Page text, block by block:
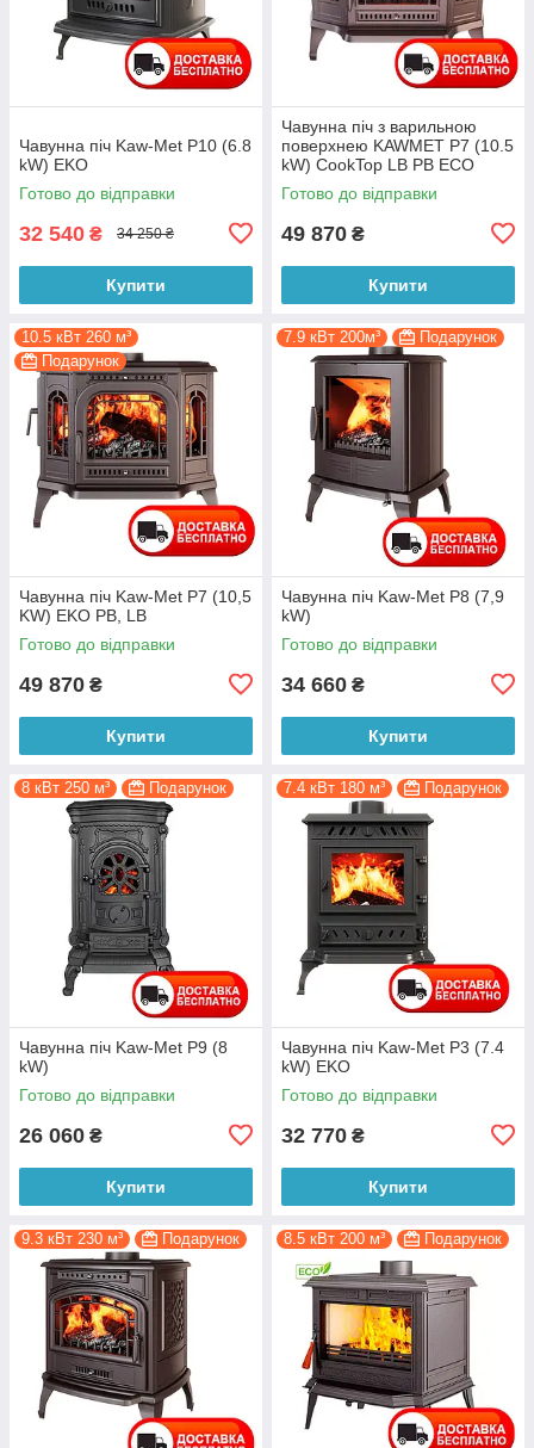
Чавунна піч Kaw-Met P10 (6.8
kW) EKO
Готово до відправки
32 540 ₴ 34 250 ₴
Купити
Чавунна піч з варильною
поверхнею KAWMET P7 (10.5
kW) CookTop LB PB ECO
Готово до відправки
49 870 ₴
Купити
10.5 кВт 260 м³
Подарунок
Чавунна піч Kaw-Met P7 (10,5
KW) EKO PB, LB
Готово до відправки
49 870 ₴
Купити
7.9 кВт 200м³ Подарунок
Чавунна піч Kaw-Met P8 (7,9
kW)
Готово до відправки
34 660 ₴
Купити
8 кВт 250 м³ Подарунок
Чавунна піч Kaw-Met P9 (8
kW)
Готово до відправки
26 060 ₴
Купити
7.4 кВт 180 м³ Подарунок
Чавунна піч Kaw-Met P3 (7.4
kW) EKO
Готово до відправки
32 770 ₴
Купити
9.3 кВт 230 м³ Подарунок 8.5 кВт 200 м³ Подарунок